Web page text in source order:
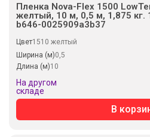
Пленка Nova-Flex 1500
желтый, 10 м, 0,5 м, 1,875
b646-0025909a3b37
Цвет1510 желтый
Ширина (м)0,5
Длина (м)10
На другом
складе
В